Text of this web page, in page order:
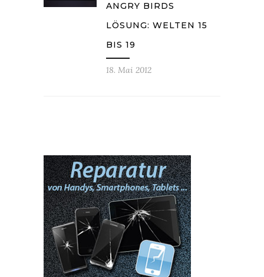
ANGRY BIRDS
LÖSUNG: WELTEN 15
BIS 19
18. Mai 2012